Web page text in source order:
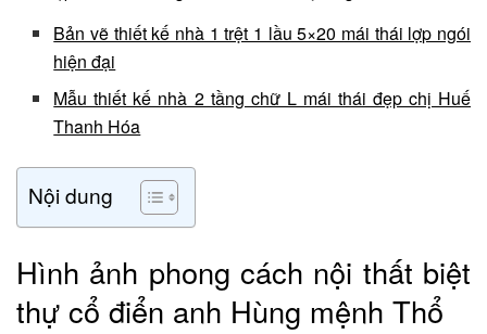
Bản vẽ thiết kế nhà 1 trệt 1 lầu 5×20 mái thái lợp ngói
hiện đại
Mẫu thiết kế nhà 2 tầng chữ L mái thái đẹp chị Huế
Thanh Hóa
Nội dung
Hình ảnh phong cách nội thất biệt
thự cổ điển anh Hùng mệnh Thổ